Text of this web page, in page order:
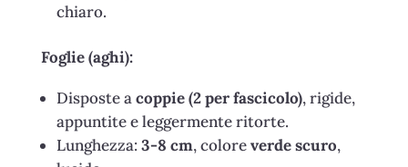
chiaro.
Foglie (aghi):
Disposte acoppie (2 per fascicolo), rigide,
appuntite e leggermente ritorte.
Lunghezza: 3-8 cm, coloreverde scuro,